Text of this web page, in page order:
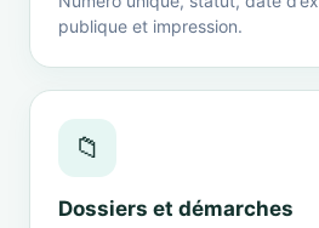
publique et impression.
📁
Dossiers et démarches